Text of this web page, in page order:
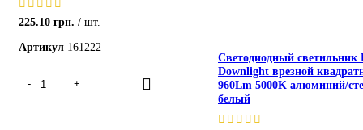
225.10 грн.
шт.
Артикул 161222
Светодиодный светильник
Downlight врезной
960Lm 5000K алюминий/
белый